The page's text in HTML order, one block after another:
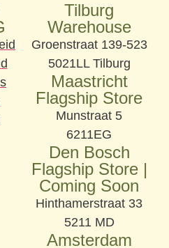
Tilburg
Warehouse
Groenstraat 139-523
5021LL Tilburg
Maastricht
Flagship Store
Munstraat 5
6211EG
Den Bosch
Flagship Store |
Coming Soon
Hinthamerstraat 33
5211 MD
Amsterdam